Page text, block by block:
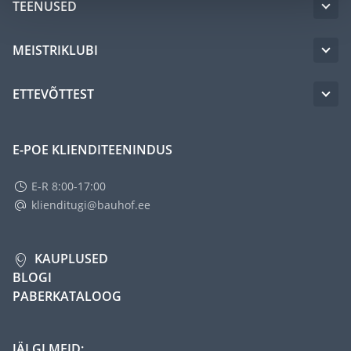
TEENUSED
MEISTRIKLUBI
ETTEVÕTTEST
E-POE KLIENDITEENINDUS
E-R 8:00-17:00
klienditugi@bauhof.ee
KAUPLUSED
BLOGI
PABERKATALOOG